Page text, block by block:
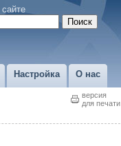
Настройка О нас
версия
для печати